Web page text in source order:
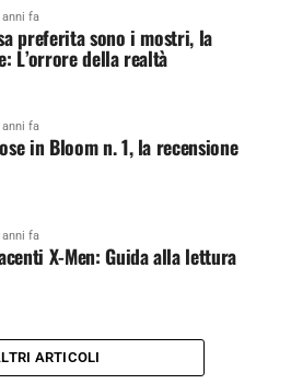
anni fa
preferita sono i mostri, la
L’orrore della realtà
anni fa
in Bloom n. 1, la recensione
anni fa
X-Men: Guida alla lettura
ARTICOLI